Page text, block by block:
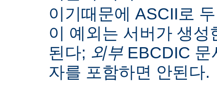
이기때문에 ASCII로
이 예외는 서버가 생
된다; 외부EBCDIC 문
자를 포함하면 안된다.